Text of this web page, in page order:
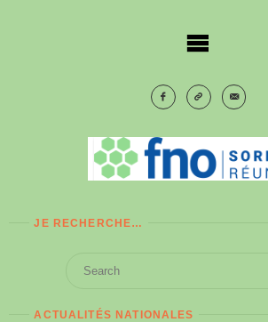
JE RECHERCHE…
ACTUALITÉS NATIONALES